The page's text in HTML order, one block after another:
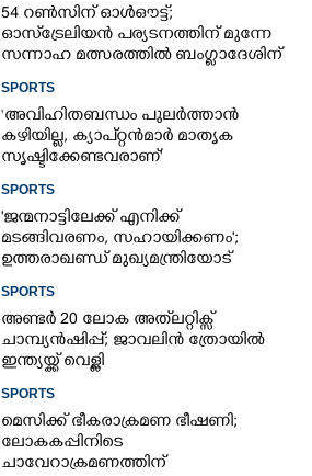
54 റൺസിന് ഓൾഔട്ട്;
ഓസ്‌ട്രേലിയൻ പര്യടനത്തിന് മുന്നേ
സന്നാഹ മത്സരത്തിൽ ബംഗ്ലാദേശിന്
ഒരേയൊരു താരം
SPORTS
‘അവിഹിതബന്ധം പുലർത്താൻ
കഴിയില്ല,​ ക്യാപ്റ്റൻമാർ മാതൃക
സൃഷ്ടിക്കേണ്ടവരാണ്'
താരത്തിന്റെ ഭാര്യ
SPORTS
'ജന്മനാട്ടിലേക്ക് എനിക്ക്
മടങ്ങിവരണം, സഹായിക്കണം';
ഉത്തരാഖണ്ഡ് മുഖ്യമന്ത്രിയോട്
SPORTS
അണ്ടർ 20 ലോക അത്‌ലറ്റിക്സ്
ചാമ്പ്യൻഷിപ്പ്; ജാവലിൻ ത്രോയിൽ
ഇന്ത്യയ്ക്ക് വെള്ളി
SPORTS
മെസിക്ക് ഭീകരാക്രമണ ഭീഷണി;
ലോകകപ്പിനിടെ
ചാവേറാക്രമണത്തിന്